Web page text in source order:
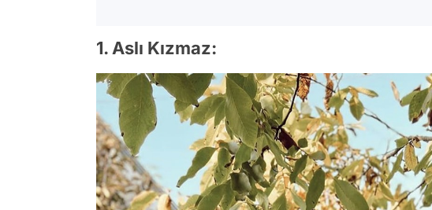
1. Aslı Kızmaz: